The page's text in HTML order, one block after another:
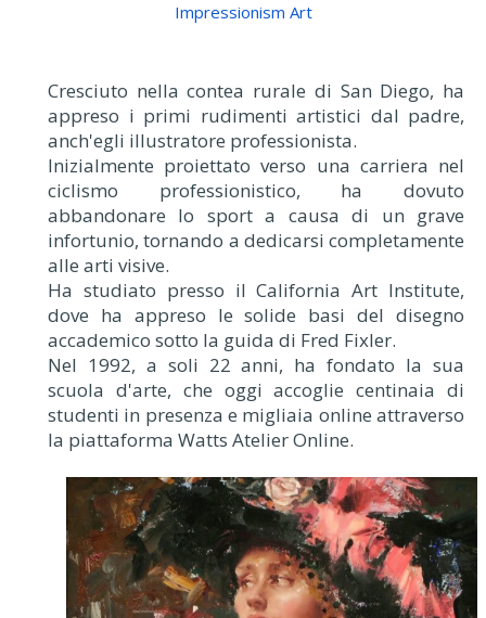
Impressionism Art
Cresciuto nella contea rurale di San Diego, ha
appreso i primi rudimenti artistici dal padre,
anch'egli illustratore professionista.
Inizialmente proiettato verso una carriera nel
ciclismo professionistico, ha dovuto
abbandonare lo sport a causa di un grave
infortunio, tornando a dedicarsi completamente
alle arti visive.
Ha studiato presso il California Art Institute,
dove ha appreso le solide basi del disegno
accademico sotto la guida di Fred Fixler.
Nel 1992, a soli 22 anni, ha fondato la sua
scuola d'arte, che oggi accoglie centinaia di
studenti in presenza e migliaia online attraverso
la piattaforma Watts Atelier Online.